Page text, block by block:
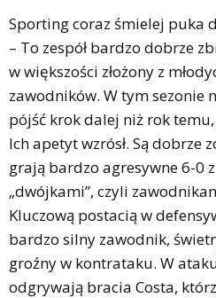
Sporting coraz śmielej puka
– To zespół bardzo dobrze
w większości złożony z
zawodników. W tym sezonie
pójść krok dalej niż rok
Ich apetyt wzrósł. Są dobrze
grają bardzo agresywne 6-0
„dwójkami”, czyli
Kluczową postacią w
bardzo silny zawodnik,
groźny w kontrataku. W
odgrywają bracia Costa,